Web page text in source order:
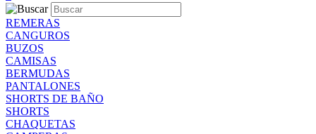
REMERAS
CANGUROS
BUZOS
CAMISAS
BERMUDAS
PANTALONES
SHORTS DE BAÑO
SHORTS
CHAQUETAS